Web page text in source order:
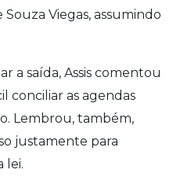
Viegas, assumindo
a saída, Assis comentou
conciliar as agendas
Lembrou, também,
justamente para
lei.